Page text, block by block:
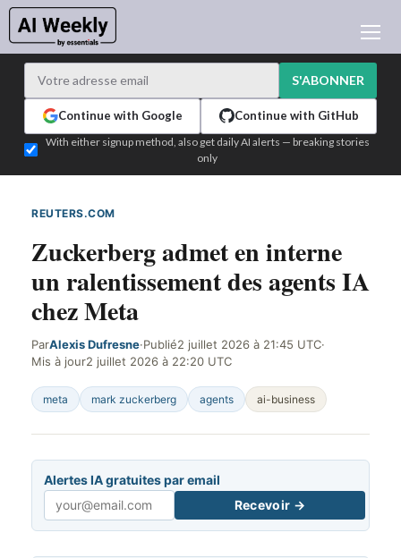
APPRENDRE L'IA
L'ACTU IA DU JOUR
TEST EDITION BUILDER
CONNEXION
S'ABONNER
Continue with Google Continue with GitHub
With either signup method, also get daily AI alerts — breaking stories
only
REUTERS.COM
Zuckerberg admet en interne
un ralentissement des agents IA
chez Meta
ParAlexis Dufresne·Publié2 juillet 2026 à 21:45 UTC·
Mis à jour2 juillet 2026 à 22:20 UTC
meta mark zuckerberg agents ai-business
Alertes IA gratuites par email
Email
Recevoir →